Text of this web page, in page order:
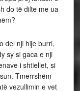
do të dilte me ua
del nji hije burri,
sy si gaca e nji
i shtiellet, si
Tmerrshëm
vezullimin e vet